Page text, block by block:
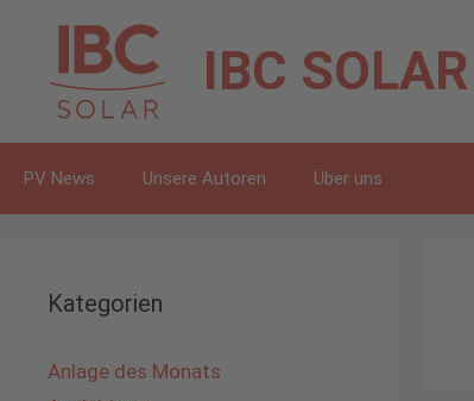
springen
IBC SOLAR
PV News Unsere Autoren Über uns
Kategorien
Anlage des Monats